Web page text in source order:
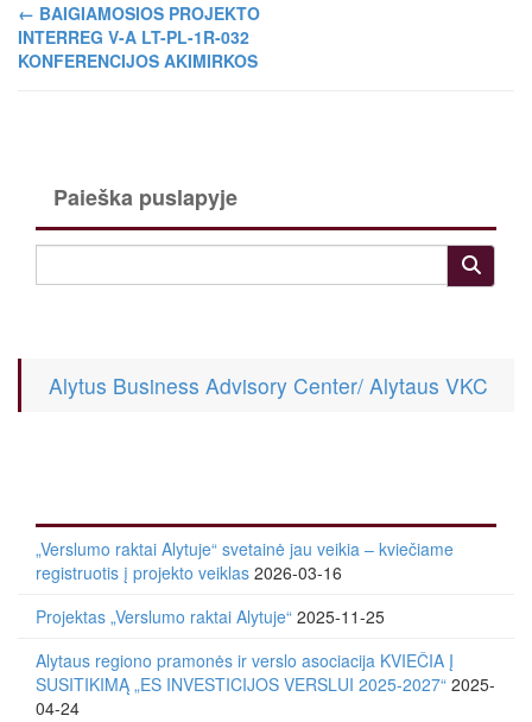
← BAIGIAMOSIOS PROJEKTO
INTERREG V-A LT-PL-1R-032
KONFERENCIJOS AKIMIRKOS
Paieška puslapyje
Alytus Business Advisory Center/ Alytaus VKC
„Verslumo raktai Alytuje“ svetainė jau veikia – kviečiame
registruotis į projekto veiklas 2026-03-16
Projektas „Verslumo raktai Alytuje“ 2025-11-25
Alytaus regiono pramonės ir verslo asociacija KVIEČIA Į
SUSITIKIMĄ „ES INVESTICIJOS VERSLUI 2025-2027“ 2025-
04-24